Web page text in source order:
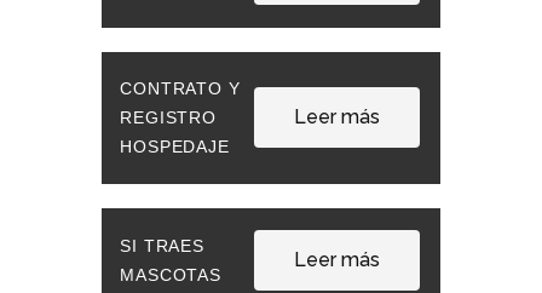
CONTRATO Y
REGISTRO
HOSPEDAJE
Leer más
SI TRAES
MASCOTAS
Leer más